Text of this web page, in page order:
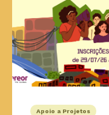
Apoio a Projetos